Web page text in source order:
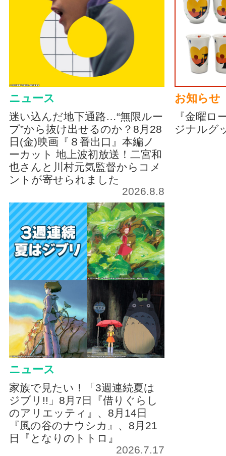
ニュース
迷い込んだ地下通路…“無限ルー
プ”から抜け出せるのか？8月28
日(金)映画『８番出口』本編ノ
ーカット 地上波初放送！二宮和
也さんと川村元気監督からコメ
ントが寄せられました
2026.8.8
お知らせ
『金曜ロ
ジナルグ
ニュース
家族で見たい！「3週連続夏は
ジブリ!!」8月7日『借りぐらし
のアリエッティ』、8月14日
『風の谷のナウシカ』、8月21
日『となりのトトロ』
2026.7.17